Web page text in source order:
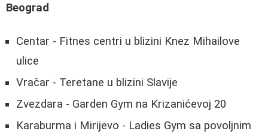
Beograd
Centar - Fitnes centri u blizini Knez Mihailove
ulice
Vračar - Teretane u blizini Slavije
Zvezdara - Garden Gym na Krizanićevoj 20
Karaburma i Mirijevo - Ladies Gym sa povoljnim